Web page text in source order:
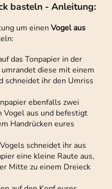
basteln - Anleitung:
um einen Vogel aus
das Tonpapier in der
diese mit einem
schneidet ihr den Umriss
ebenfalls zwei
Vogel aus und befestigt
Handrücken eures
schneidet ihr aus
eine kleine Raute aus,
Mitte zu einem Dreieck